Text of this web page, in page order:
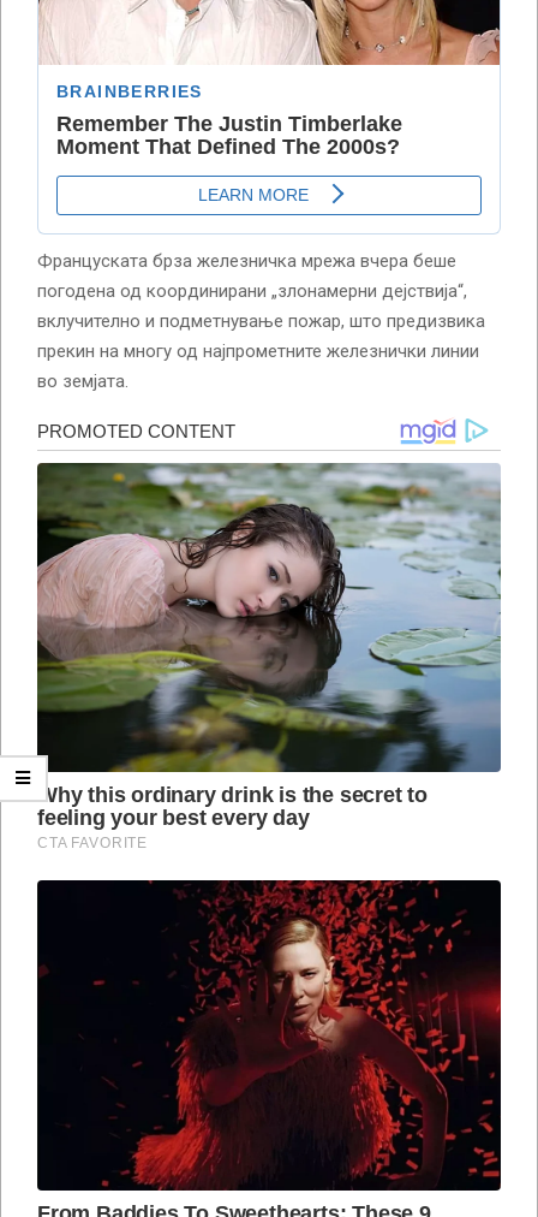
Француската брза железничка мрежа вчера беше
погодена од координирани „злонамерни дејствија“,
вклучително и подметнување пожар, што предизвика
прекин на многу од најпрометните железнички линии
во земјата.